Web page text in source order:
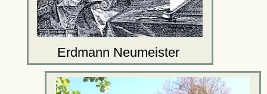
Erdmann Neumeister